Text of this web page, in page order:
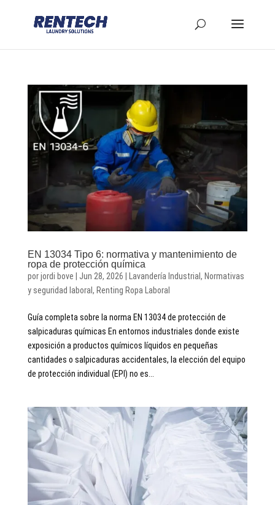
EN 13034 Tipo 6: normativa y mantenimiento de
ropa de protección química
porjordi bove Jun 28, 2026 Lavandería Industrial , Normativas
y seguridad laboral , Renting Ropa Laboral
Guía completa sobre la norma EN 13034 de protección de
salpicaduras químicas En entornos industriales donde existe
exposición a productos químicos líquidos en pequeñas
cantidades o salpicaduras accidentales, la elección del equipo
de protección individual (EPI) no es...